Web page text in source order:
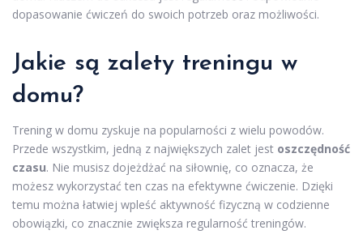
dopasowanie ćwiczeń do swoich potrzeb oraz możliwości.
Jakie są zalety treningu w
domu?
Trening w domu zyskuje na popularności z wielu powodów.
Przede wszystkim, jedną z największych zalet jest oszczędność
czasu. Nie musisz dojeżdżać na siłownię, co oznacza, że
możesz wykorzystać ten czas na efektywne ćwiczenie. Dzięki
temu można łatwiej wpleść aktywność fizyczną w codzienne
obowiązki, co znacznie zwiększa regularność treningów.